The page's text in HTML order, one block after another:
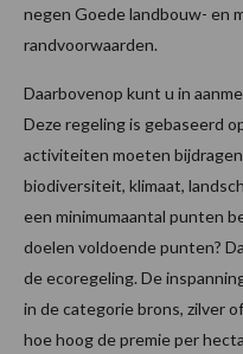
negen Goede landbouw- en
randvoorwaarden.
Daarbovenop kunt u in
Deze regeling is gebaseerd
activiteiten moeten
biodiversiteit, klimaat,
een minimumaantal punten
doelen voldoende punten?
de ecoregeling. De
in de categorie brons, zilver
hoe hoog de premie per